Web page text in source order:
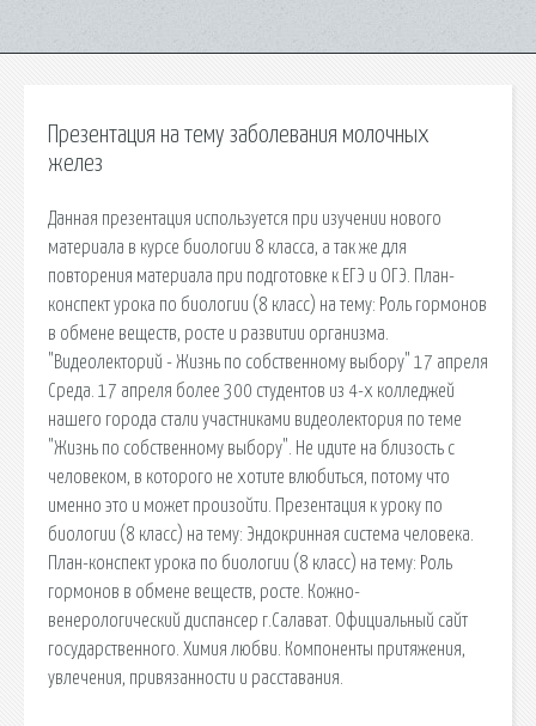
Презентация на тему заболевания молочных
желез
Данная презентация используется при изучении нового
материала в курсе биологии 8 класса, а так же для
повторения материала при подготовке к ЕГЭ и ОГЭ. План-
конспект урока по биологии (8 класс) на тему: Роль гормонов
в обмене веществ, росте и развитии организма.
"Видеолекторий - Жизнь по собственному выбору" 17 апреля
Среда. 17 апреля более 300 студентов из 4-х колледжей
нашего города стали участниками видеолектория по теме
"Жизнь по собственному выбору". Не идите на близость с
человеком, в которого не хотите влюбиться, потому что
именно это и может произойти. Презентация к уроку по
биологии (8 класс) на тему: Эндокринная система человека.
План-конспект урока по биологии (8 класс) на тему: Роль
гормонов в обмене веществ, росте. Кожно-
венерологический диспансер г.Салават. Официальный сайт
государственного. Химия любви. Компоненты притяжения,
увлечения, привязанности и расставания.